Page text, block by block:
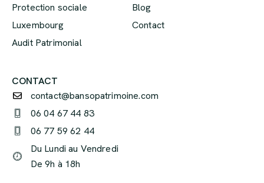
Protection sociale
Luxembourg
Audit Patrimonial
Blog
Contact
CONTACT
contact@bansopatrimoine.com
06 04 67 44 83
06 77 59 62 44
Du Lundi au Vendredi
De 9h à 18h